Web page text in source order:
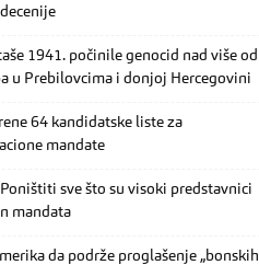
1941. počinile genocid nad više od
u Prebilovcima i donjoj Hercegovini
64 kandidatske liste za
mandate
sve što su visoki predstavnici
mandata
da podrže proglašenje „bonskih